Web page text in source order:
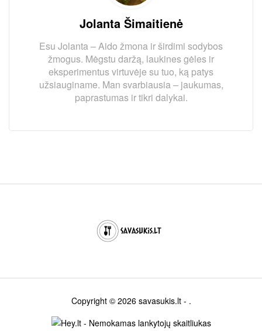
Jolanta Šimaitienė
Esu Jolanta – Aido žmona ir širdimi sodybos
žmogus. Mėgstu daržą, laukines gėles ir
eksperimentus virtuvėje su tuo, ką patys
užsiauginame. Man svarbiausia – jaukumas,
paprastumas ir tikri dalykai.
Copyright © 2026 savasukis.lt- .